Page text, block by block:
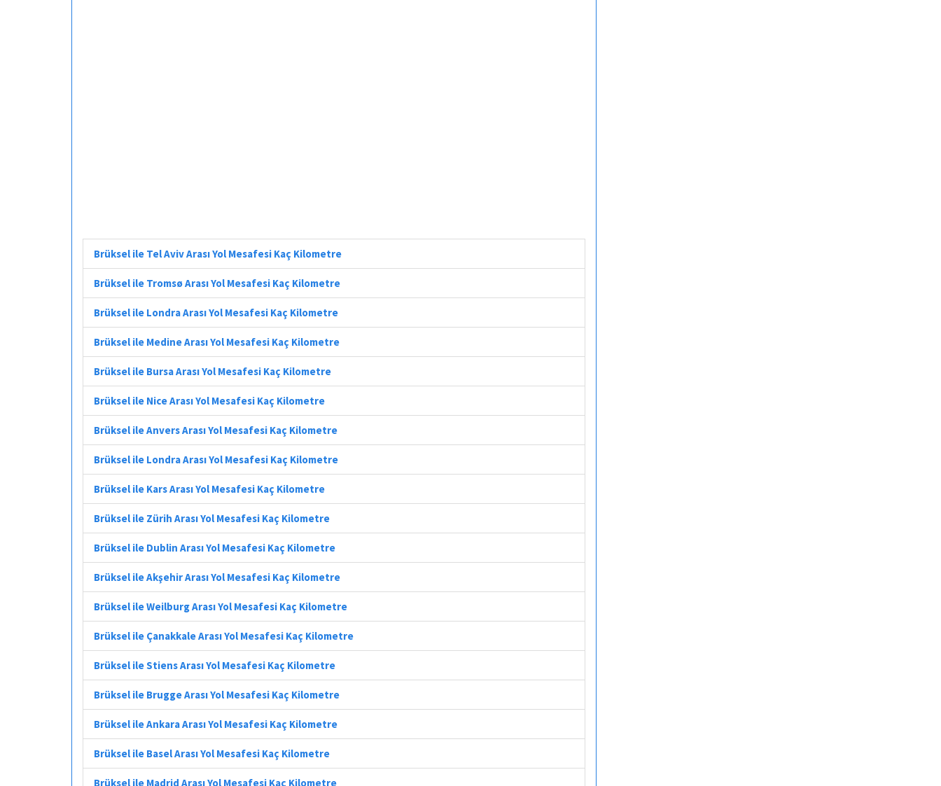
Brüksel ile Tel Aviv Arası Yol Mesafesi Kaç Kilometre
Brüksel ile Tromsø Arası Yol Mesafesi Kaç Kilometre
Brüksel ile Londra Arası Yol Mesafesi Kaç Kilometre
Brüksel ile Medine Arası Yol Mesafesi Kaç Kilometre
Brüksel ile Bursa Arası Yol Mesafesi Kaç Kilometre
Brüksel ile Nice Arası Yol Mesafesi Kaç Kilometre
Brüksel ile Anvers Arası Yol Mesafesi Kaç Kilometre
Brüksel ile Londra Arası Yol Mesafesi Kaç Kilometre
Brüksel ile Kars Arası Yol Mesafesi Kaç Kilometre
Brüksel ile Zürih Arası Yol Mesafesi Kaç Kilometre
Brüksel ile Dublin Arası Yol Mesafesi Kaç Kilometre
Brüksel ile Akşehir Arası Yol Mesafesi Kaç Kilometre
Brüksel ile Weilburg Arası Yol Mesafesi Kaç Kilometre
Brüksel ile Çanakkale Arası Yol Mesafesi Kaç Kilometre
Brüksel ile Stiens Arası Yol Mesafesi Kaç Kilometre
Brüksel ile Brugge Arası Yol Mesafesi Kaç Kilometre
Brüksel ile Ankara Arası Yol Mesafesi Kaç Kilometre
Brüksel ile Basel Arası Yol Mesafesi Kaç Kilometre
Brüksel ile Madrid Arası Yol Mesafesi Kaç Kilometre